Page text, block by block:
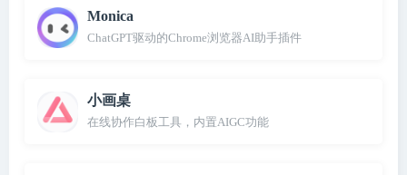
Monica
ChatGPT驱动的Chrome浏览器AI助手插件
小画桌
在线协作白板工具，内置AIGC功能